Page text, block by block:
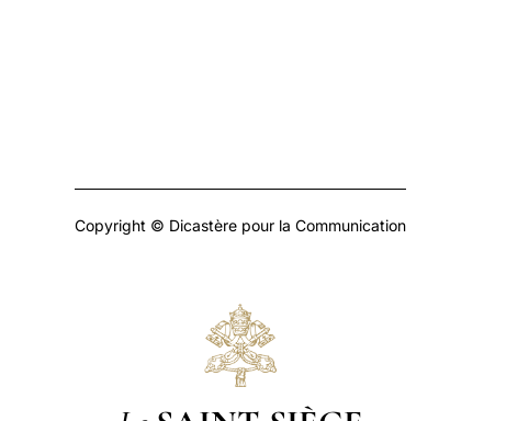
Copyright © Dicastère pour la Communication